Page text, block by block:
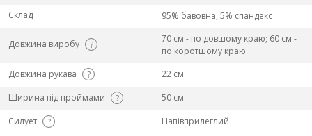
Склад
95% бавовна, 5% спандекс
Довжина виробу ?
70 см - по довшому краю; 60 см -
по коротшому краю
Довжина рукава
?
22 см
Ширина під проймами
?
50 см
Силует
? Напівприлеглий